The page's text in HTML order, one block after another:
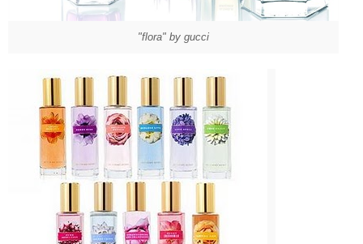
"flora" by gucci